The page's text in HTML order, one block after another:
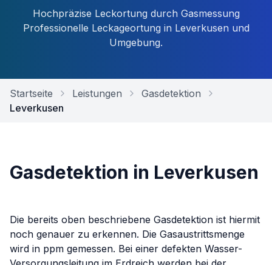
Hochpräzise Leckortung durch Gasmessung
Professionelle Leckageortung in Leverkusenund
Umgebung.
Startseite Leistungen
Gasdetektion
Leverkusen
Gasdetektion in Leverkusen
Die bereits oben beschriebene Gasdetektion ist hiermit
noch genauer zu erkennen. Die Gasaustrittsmenge
wird in ppm gemessen. Bei einer defekten Wasser-